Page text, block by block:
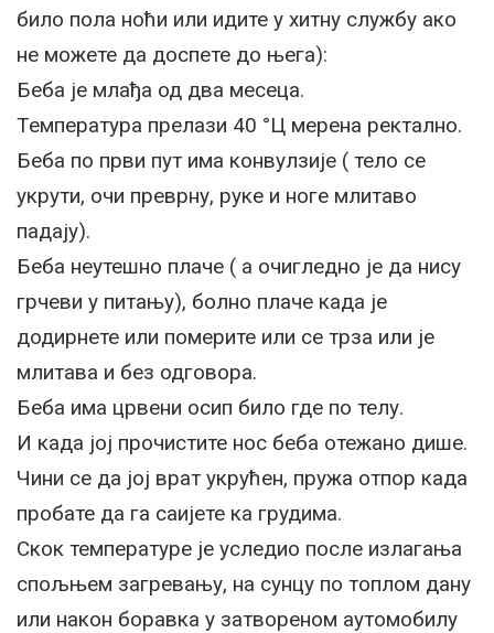
било пола ноћи или идите у хитну службу ако
не можете да доспете до њега):
Беба је млађа од два месеца.
Температура прелази 40 °Ц мерена ректално.
Беба по први пут има конвулзије ( тело се
укрути, очи преврну, руке и ноге млитаво
падају).
Беба неутешно плаче ( а очигледно је да нису
грчеви у питању), болно плаче када је
додирнете или померите или се трза или је
млитава и без одговора.
Беба има црвени осип било где по телу.
И када јој прочистите нос беба отежано дише.
Чини се да јој врат укрућен, пружа отпор када
пробате да га саијете ка грудима.
Скок температуре је уследио после излагања
спољњем загревању, на сунцу по топлом дану
или након боравка у затвореном аутомобилу